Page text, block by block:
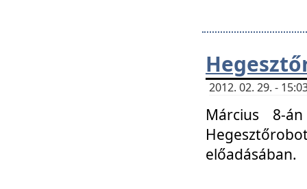
2012. 02. 29. -
Március 8-
előadásában.